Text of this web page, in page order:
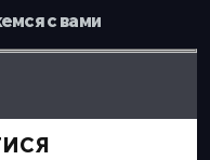
с вами